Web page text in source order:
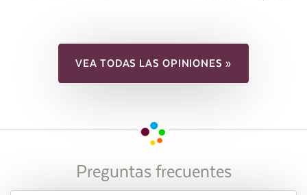
VEA TODAS LAS OPINIONES »
Preguntas frecuentes